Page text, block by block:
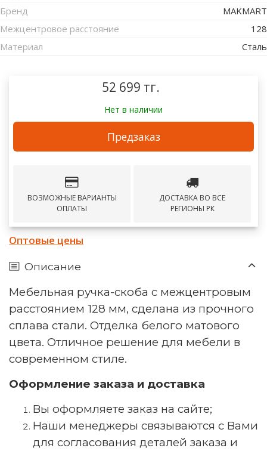
Бренд
MAKMART
Межцентровое расстояние
128
Материал
Сталь
52 699 тг.
Нет в наличии
Предзаказ
ВОЗМОЖНЫЕ ВАРИАНТЫ
ОПЛАТЫ
ДОСТАВКА ВО ВСЕ
РЕГИОНЫ РК
Оптовые цены
Описание
Мебельная ручка-скоба с межцентровым
расстоянием 128 мм, сделана из прочного
сплава стали. Отделка белого матового
цвета. Отличное решение для мебели в
современном стиле.
Оформление заказа и доставка
Вы оформляете заказ на сайте;
Наши менеджеры связываются с Вами
для согласования деталей заказа и